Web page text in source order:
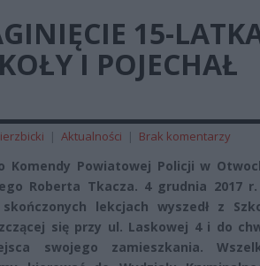
15-
I POJECHAŁ
| Aktualności | Brak komentarzy
Komendy Powiatowej Policji w
Roberta Tkacza. 4 grudnia 2017
lekcjach wyszedł z
się przy ul. Laskowej 4 i do
swojego zamieszkania.